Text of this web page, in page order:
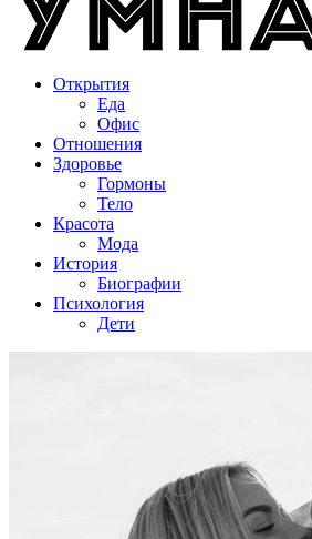
Открытия
Еда
Офис
Отношения
Здоровье
Гормоны
Тело
Красота
Мода
История
Биографии
Психология
Дети